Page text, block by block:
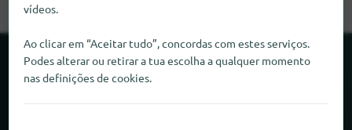
Sobre o locabee
vídeos.
Ao clicar em “Aceitar tudo”, concordas com estes serviços.
Podes alterar ou retirar a tua escolha a qualquer momento
nas definições de cookies.